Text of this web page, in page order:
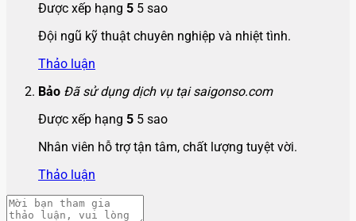
Được xếp hạng 5 5 sao
Đội ngũ kỹ thuật chuyên nghiệp và nhiệt tình.
Thảo luận
Bảo Đã sử dụng dịch vụ tại saigonso.com
Được xếp hạng 5 5 sao
Nhân viên hỗ trợ tận tâm, chất lượng tuyệt vời.
Thảo luận